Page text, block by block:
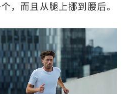
，而且从腿上挪到腰后。